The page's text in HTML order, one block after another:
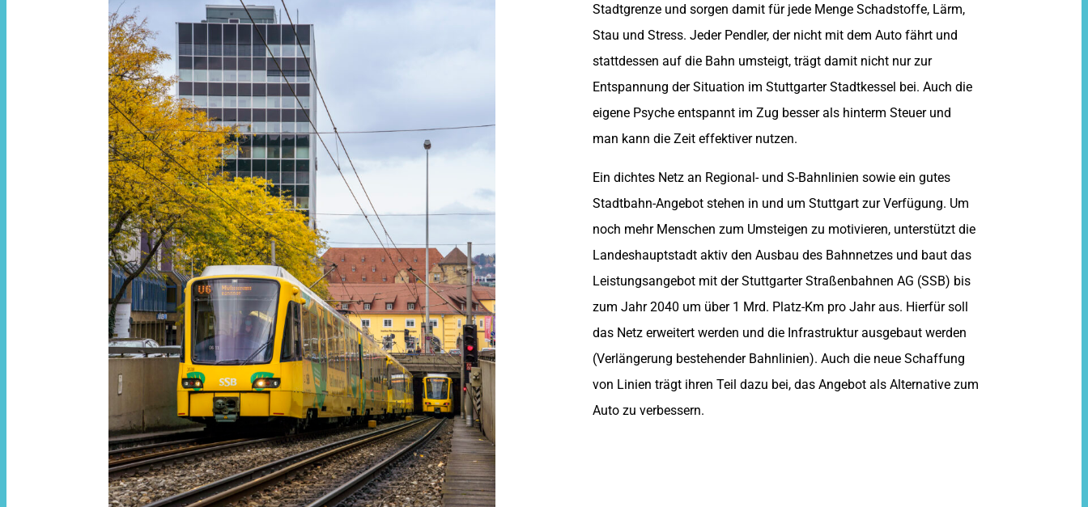
Stadtgrenze und sorgen damit für jede Menge Schadstoffe, Lärm,
Stau und Stress. Jeder Pendler, der nicht mit dem Auto fährt und
stattdessen auf die Bahn umsteigt, trägt damit nicht nur zur
Entspannung der Situation im Stuttgarter Stadtkessel bei. Auch die
eigene Psyche entspannt im Zug besser als hinterm Steuer und
man kann die Zeit effektiver nutzen.
Ein dichtes Netz an Regional- und S-Bahnlinien sowie ein gutes
Stadtbahn-Angebot stehen in und um Stuttgart zur Verfügung. Um
noch mehr Menschen zum Umsteigen zu motivieren, unterstützt die
Landeshauptstadt aktiv den Ausbau des Bahnnetzes und baut das
Leistungsangebot mit der Stuttgarter Straßenbahnen AG (SSB) bis
zum Jahr 2040 um über 1 Mrd. Platz-Km pro Jahr aus. Hierfür soll
das Netz erweitert werden und die Infrastruktur ausgebaut werden
(Verlängerung bestehender Bahnlinien). Auch die neue Schaffung
von Linien trägt ihren Teil dazu bei, das Angebot als Alternative zum
Auto zu verbessern.